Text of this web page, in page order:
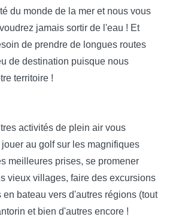
du monde de la mer et nous vous
jamais sortir de l'eau ! Et
de prendre de longues routes
de destination puisque nous
territoire !
activités de plein air vous
au golf sur les magnifiques
meilleures prises, se promener
vieux villages, faire des excursions
bateau vers d'autres régions (tout
et bien d'autres encore !